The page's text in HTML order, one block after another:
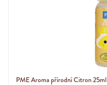
PME Aroma přírodní Citron 25ml